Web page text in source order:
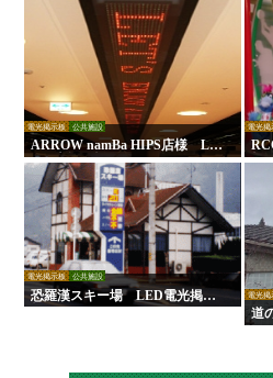
電光掲示板 公共施設
ARROW namBa HIPS店様 LE
D電光掲示板
電光掲
板
電光掲示板 公共施設
恐羅漢スキー場 LED電光掲示
板
電光掲
道
ED